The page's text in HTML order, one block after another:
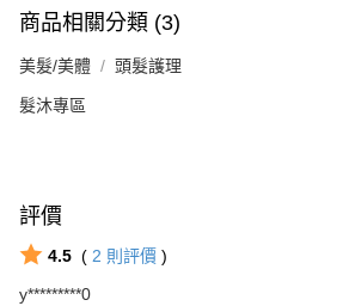
商品相關分類 (3)
美髮/美體 頭髮護理
髮沐專區
評價
4.5 ( 2 則評價 )
y*********0